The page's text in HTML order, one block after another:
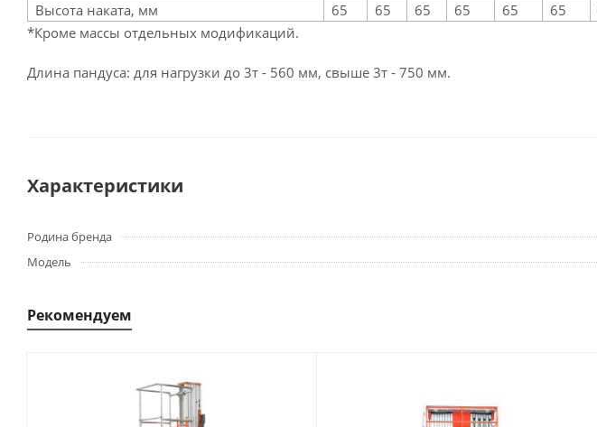
Высота наката, мм
65 65 65 65 65 65
*Кроме массы отдельных модификаций.
Длина пандуса: для нагрузки до 3т - 560 мм, свыше 3т - 750 мм.
Характеристики
Родина бренда
Модель
Рекомендуем